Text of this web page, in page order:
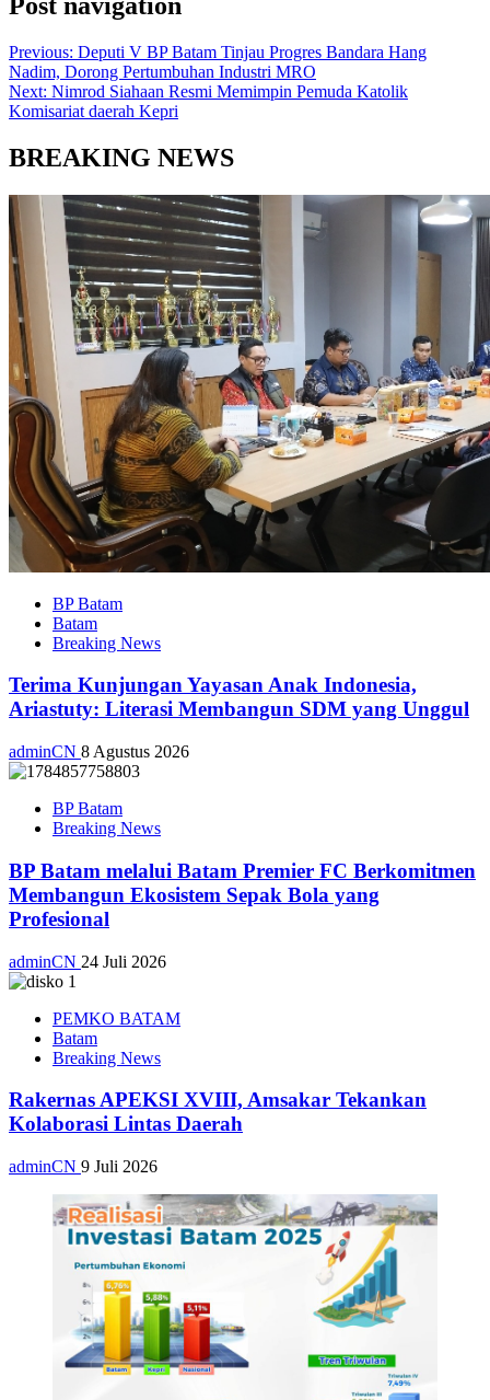
Previous: Deputi V BP Batam Tinjau Progres Bandara Hang
Nadim, Dorong Pertumbuhan Industri MRO
Next: Nimrod Siahaan Resmi Memimpin Pemuda Katolik
Komisariat daerah Kepri
BREAKING NEWS
BP Batam
Batam
Breaking News
Terima Kunjungan Yayasan Anak Indonesia,
Ariastuty: Literasi Membangun SDM yang Unggul
adminCN 8 Agustus 2026
BP Batam
Breaking News
BP Batam melalui Batam Premier FC Berkomitmen
Membangun Ekosistem Sepak Bola yang
Profesional
adminCN 24 Juli 2026
PEMKO BATAM
Batam
Breaking News
Rakernas APEKSI XVIII, Amsakar Tekankan
Kolaborasi Lintas Daerah
adminCN 9 Juli 2026